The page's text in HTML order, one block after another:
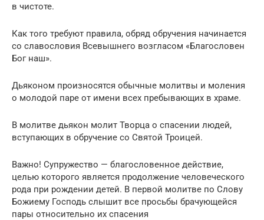
в чистоте.
Как того требуют правила, обряд обручения начинается
со славословия Всевышнего возгласом «Благословен
Бог наш».
Дьяконом произносятся обычные молитвы и моления
о молодой паре от имени всех пребывающих в храме.
В молитве дьякон молит Творца о спасении людей,
вступающих в обручение со Святой Троицей.
Важно! Супружество — благословенное действие,
целью которого является продолжение человеческого
рода при рождении детей. В первой молитве по Слову
Божиему Господь слышит все просьбы брачующейся
пары относительно их спасения